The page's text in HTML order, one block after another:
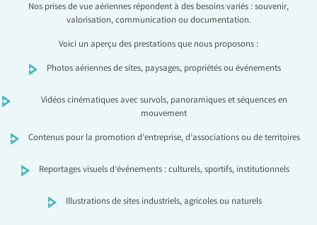
Nos prises de vue aériennes répondent à des besoins variés : souvenir,
valorisation, communication ou documentation.
Voici un aperçu des prestations que nous proposons :
Photos aériennes de sites, paysages, propriétés ou événements
Vidéos cinématiques avec survols, panoramiques et séquences en
mouvement
Contenus pour la promotion d’entreprise, d’associations ou de territoires
Reportages visuels d’événements : culturels, sportifs, institutionnels
Illustrations de sites industriels, agricoles ou naturels